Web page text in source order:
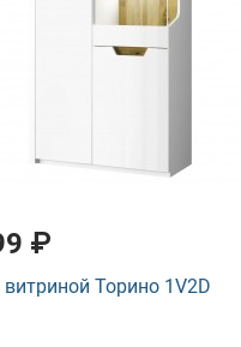
₽
Торино 1V2D